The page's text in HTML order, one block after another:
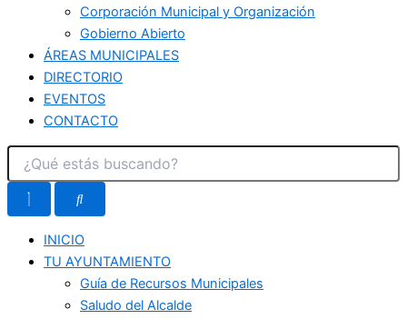
Corporación Municipal y Organización
Gobierno Abierto
ÁREAS MUNICIPALES
DIRECTORIO
EVENTOS
CONTACTO
INICIO
TU AYUNTAMIENTO
Guía de Recursos Municipales
Saludo del Alcalde